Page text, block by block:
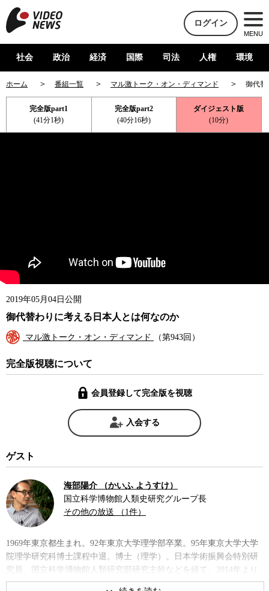
ログイン
MENU
社会 政治 経済 国際 司法 人権 環境
ホーム 番組一覧 マル激トーク・オン・ディマンド 御代替
完全版part1
(41分1秒)
完全版part2
(40分16秒)
ダイジェスト版
(10分)
2019年05月04日公開
御代替わりに考える日本人とは何なのか
マル激トーク・オン・ディマンド （第943回）
完全版視聴について
会員登録して完全版を視聴
入会する
ゲスト
海部陽介 （かいふ ようすけ）
国立科学博物館人類史研究グループ長
その他の放送 （1件）
1969年東京都生まれ。92年東京大学理学部卒業。95年東京大学大学
院理学研究科博士課程中退。博士（理学）。日本学術振興会特別研
究員、国立科学博物館人類研究部研究主幹などを経て、2014年より
現職。著書に『日本人はどこから来たのか?』、『人類がたどってき